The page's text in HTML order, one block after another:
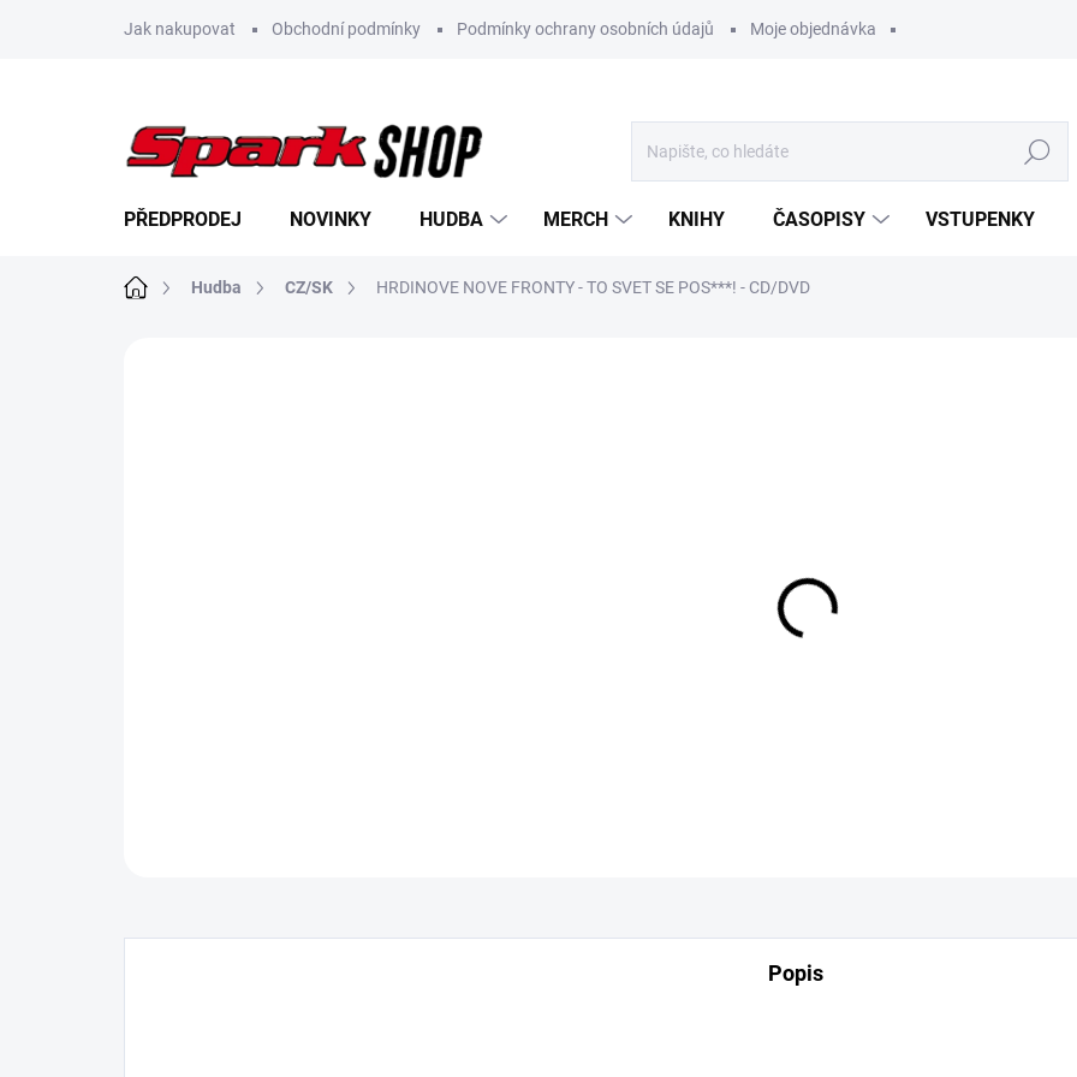
Jak nakupovat Obchodní podmínky Podmínky ochrany osobních údajů Moje objednávka
Hledat
PŘEDPRODEJ NOVINKY HUDBA MERCH KNIHY ČASOPISY VSTUPENKY
Domů Hudba CZ/SK HRDINOVE NOVE FRONTY - TO SVET SE POS***! - CD/DVD
Popis